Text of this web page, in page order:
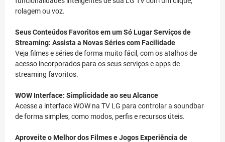
rolagem ou voz.
Seus Conteúdos Favoritos em um Só LugarServiços de
Streaming: Assista a Novas Séries com Facilidade
Veja filmes e séries de forma muito fácil, com os atalhos de
acesso incorporados para os seus serviços e apps de
streaming favoritos.
WOW Interface: Simplicidade ao seu Alcance
Acesse a interface WOW na TV LG para controlar a soundbar
de forma simples, como modos, perfis e recursos úteis.
Aproveite o Melhor dos Filmes e JogosExperiência de